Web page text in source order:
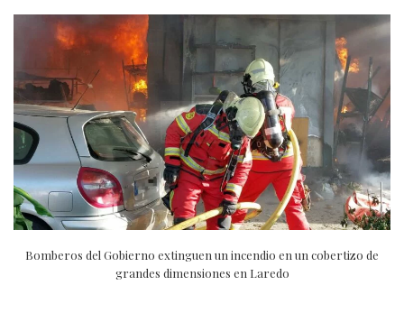
Bomberos del Gobierno extinguen un incendio en un cobertizo de
grandes dimensiones en Laredo